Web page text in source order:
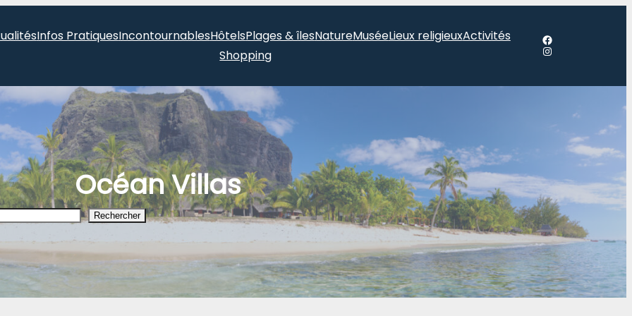
Infos PratiquesIncontournablesHôtelsPlages & îlesNatureMuséeLieux religieuxActivités
Shopping
Facebook
Instagram
Océan Villas
Rechercher